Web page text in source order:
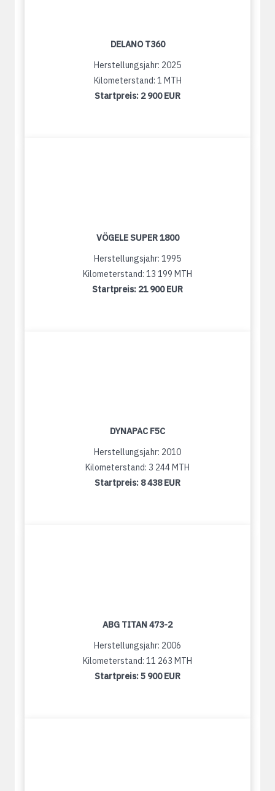
DELANO T360
Herstellungsjahr: 2025
Kilometerstand: 1 MTH
Startpreis: 2 900 EUR
VÖGELE SUPER 1800
Herstellungsjahr: 1995
Kilometerstand: 13 199 MTH
Startpreis: 21 900 EUR
DYNAPAC F5C
Herstellungsjahr: 2010
Kilometerstand: 3 244 MTH
Startpreis: 8 438 EUR
ABG TITAN 473-2
Herstellungsjahr: 2006
Kilometerstand: 11 263 MTH
Startpreis:5 900 EUR